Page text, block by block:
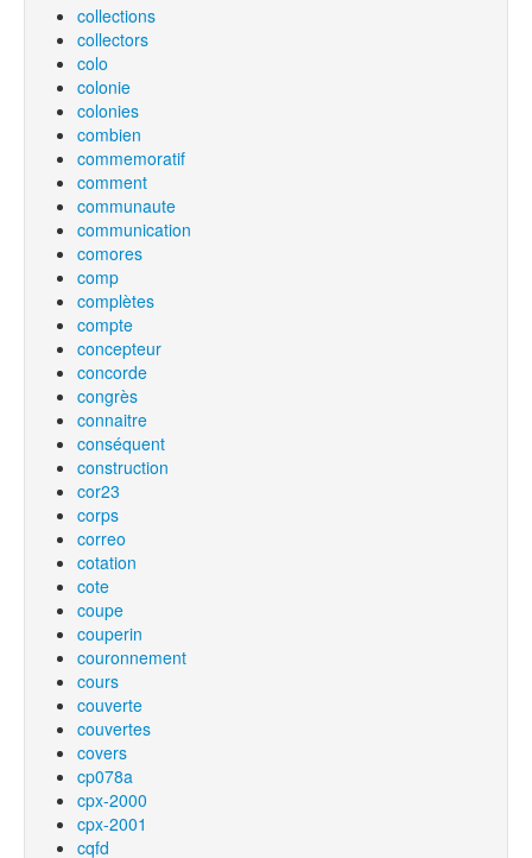
collections
collectors
colo
colonie
colonies
combien
commemoratif
comment
communaute
communication
comores
comp
complètes
compte
concepteur
concorde
congrès
connaitre
conséquent
construction
cor23
corps
correo
cotation
cote
coupe
couperin
couronnement
cours
couverte
couvertes
covers
cp078a
cpx-2000
cpx-2001
cqfd